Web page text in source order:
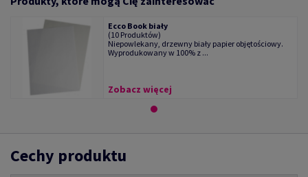
Ecco Book biały
(10 Produktów)
Niepowlekany, drzewny biały papier objętościowy.
Wyprodukowany w 100% z ...
Zobacz więcej
Cechy produktu